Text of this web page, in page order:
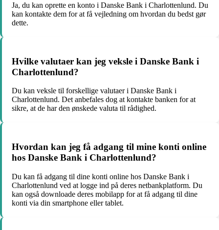
Ja, du kan oprette en konto i Danske Bank i Charlottenlund. Du
kan kontakte dem for at få vejledning om hvordan du bedst gør
dette.
Hvilke valutaer kan jeg veksle i Danske Bank i
Charlottenlund?
Du kan veksle til forskellige valutaer i Danske Bank i
Charlottenlund. Det anbefales dog at kontakte banken for at
sikre, at de har den ønskede valuta til rådighed.
Hvordan kan jeg få adgang til mine konti online
hos Danske Bank i Charlottenlund?
Du kan få adgang til dine konti online hos Danske Bank i
Charlottenlund ved at logge ind på deres netbankplatform. Du
kan også downloade deres mobilapp for at få adgang til dine
konti via din smartphone eller tablet.